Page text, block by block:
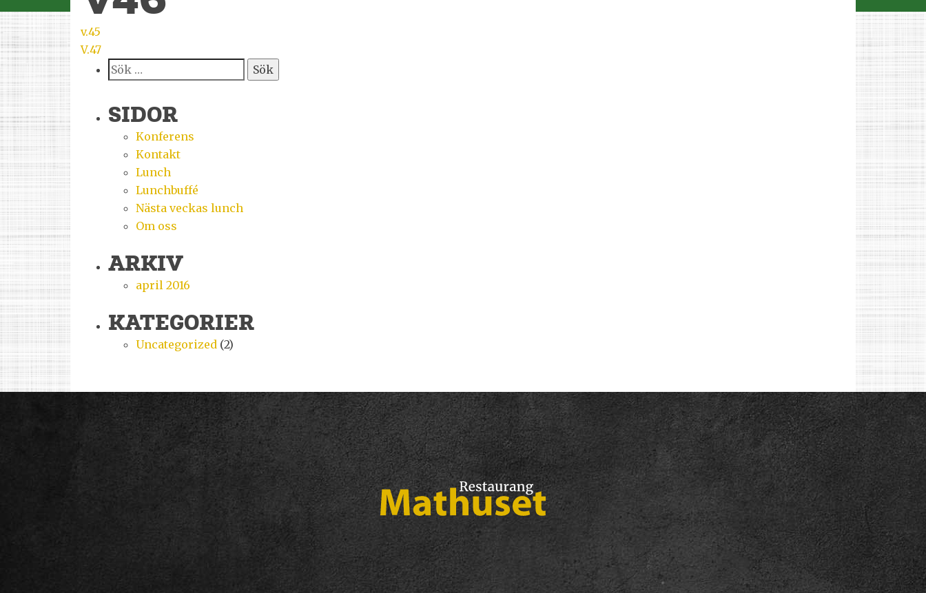
INLÄGGSNAVIGERING
v.45
V.47
Sök
efter:
SIDOR
Konferens
Kontakt
Lunch
Lunchbuffé
Nästa veckas lunch
Om oss
ARKIV
april 2016
KATEGORIER
Uncategorized (2)